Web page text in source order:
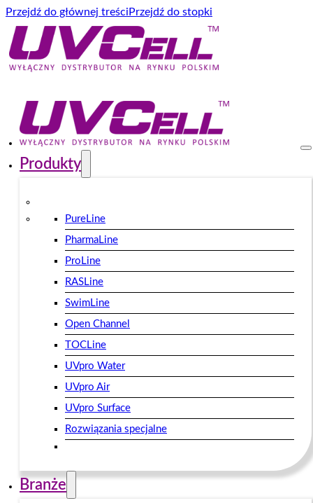
Przejdź do głównej treści Przejdź do stopki
Produkty
PureLine
PharmaLine
ProLine
RASLine
SwimLine
Open Channel
TOCLine
UVpro Water
UVpro Air
UVpro Surface
Rozwiązania specjalne
Branże